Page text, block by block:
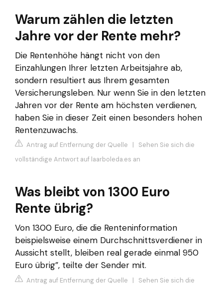
Warum zählen die letzten
Jahre vor der Rente mehr?
Die Rentenhöhe hängt nicht von den
Einzahlungen Ihrer letzten Arbeitsjahre ab,
sondern resultiert aus Ihrem gesamten
Versicherungsleben. Nur wenn Sie in den letzten
Jahren vor der Rente am höchsten verdienen,
haben Sie in dieser Zeit einen besonders hohen
Rentenzuwachs.
Antrag auf Entfernung der Quelle | Sehen Sie sich die
vollständige Antwort auf laarboleda.es an
Was bleibt von 1300 Euro
Rente übrig?
Von 1300 Euro, die die Renteninformation
beispielsweise einem Durchschnittsverdiener in
Aussicht stellt, bleiben real gerade einmal 950
Euro übrig”, teilte der Sender mit.
Antrag auf Entfernung der Quelle | Sehen Sie sich die